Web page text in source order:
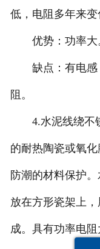
低，电阻多年来变
优势：功率大
缺点：有电感
阻。
4.水泥线绕不锈
的耐热陶瓷或氧化
防潮的材料保护
放在方形瓷架上
成。具有功率电阻